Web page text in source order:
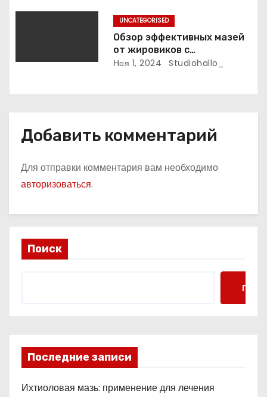
UNCATEGORISED
Обзор эффективных мазей
от жировиков с
рассасывающим эффектом
Ноя 1, 2024 Studiohallo_
Добавить комментарий
Для отправки комментария вам необходимо
авторизоваться.
Поиск
Поиск
Последние записи
Ихтиоловая мазь: применение для лечения